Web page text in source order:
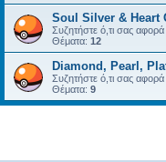
Soul Silver & Heart
Συζητήστε ό,τι σας
Θέματα: 12
Diamond, Pearl,
Συζητήστε ό,τι σας
Θέματα: 9